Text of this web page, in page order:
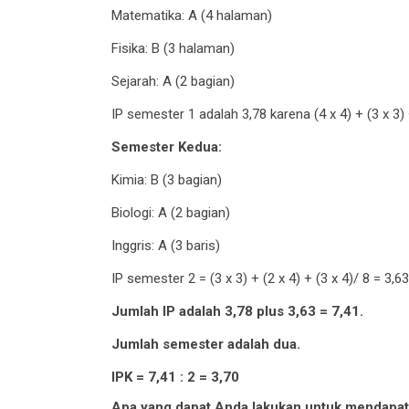
Matematika: A (4 halaman)
Fisika: B (3 halaman)
Sejarah: A (2 bagian)
IP semester 1 adalah 3,78 karena (4 x 4) + (3 x
Semester Kedua:
Kimia: B (3 bagian)
Biologi: A (2 bagian)
Inggris: A (3 baris)
IP semester 2 = (3 x 3) + (2 x 4) + (3 x 4)/ 8 = 3,63
Jumlah IP adalah 3,78 plus 3,63 = 7,41.
Jumlah semester adalah dua.
IPK = 7,41 : 2 = 3,70